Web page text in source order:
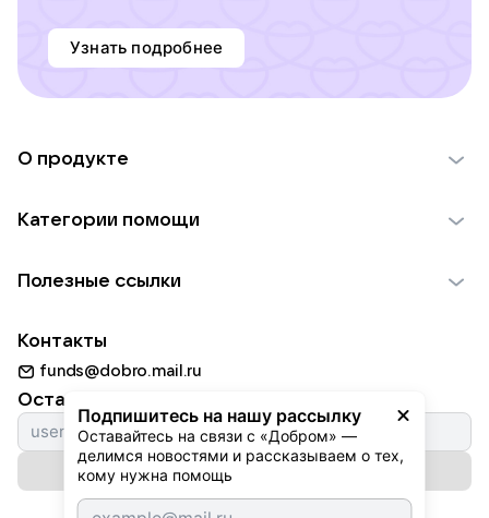
Узнать подробнее
Подпишитесь на нашу рассылку
Оставайтесь на связи с «Добром» —
делимся новостями и рассказываем о тех,
кому нужна помощь
О продукте
Использование материалов
Для НКО
Партнерам
Категории помощи
Пожилым
Животным
Природе
Культуре
Фондам
Полезные ссылки
Добрый день
Истории
Автоплатежи
Контакты
funds@dobro.mail.ru
Оставайтесь с нами
Подписаться на рассылку